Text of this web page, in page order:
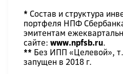
* Состав и структура
портфеля НПФ
эмитентам
сайте: www.npfsb.ru.
** Без ИПП «Целевой»,
запущен в 2018 г.